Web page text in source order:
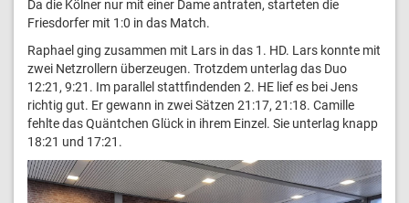
Da die Kölner nur mit einer Dame antraten, starteten die
Friesdorfer mit 1:0 in das Match.
Raphael ging zusammen mit Lars in das 1. HD. Lars konnte mit
zwei Netzrollern überzeugen. Trotzdem unterlag das Duo
12:21, 9:21. Im parallel stattfindenden 2. HE lief es bei Jens
richtig gut. Er gewann in zwei Sätzen 21:17, 21:18. Camille
fehlte das Quäntchen Glück in ihrem Einzel. Sie unterlag knapp
18:21 und 17:21.